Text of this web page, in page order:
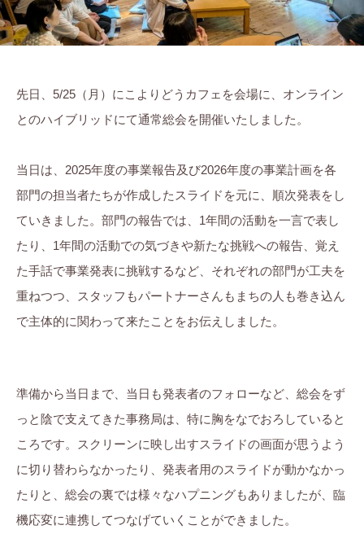
ぷ
ら
先日、5/25（月）にこよりどうカフェを会場に、オンライン
とのハイブリッドにて通常総会を開催いたしました。
当日は、2025年度の事業報告及び2026年度の事業計画を各
部門の担当者たちが作成したスライドを元に、順次発表をし
ていきました。部門の報告では、1年間の活動を一言で表し
たり、1年間の活動での気づきや新たな挑戦への報告、覚え
た手話で事業発表に挑戦するなど、それぞれの部門が工夫を
重ねつつ、スタッフもパートナーさんもまちの人も巻き込ん
で主体的に関わって来たことをお伝えしました。
準備から当日まで、当日も発表者のフォローなど、総会をず
っと陰で支えてきた事務局は、特に胸をなでおろしていると
ころです。スクリーンに映し出すスライドの画面が思うよう
に切り替わらなかったり、発表者用のスライドが動かなかっ
たりと、総会の裏では様々なハプニングもありましたが、臨
機応変に連携してつなげていくことができました。